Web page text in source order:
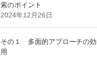
索のポイント
2024年12月26日
その１ 多面的アプローチの効
用